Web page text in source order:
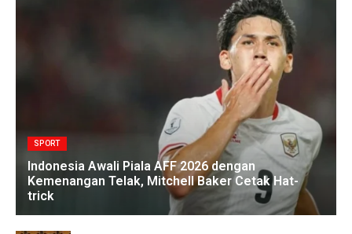
SPORT
Indonesia Awali Piala AFF 2026 dengan
Kemenangan Telak, Mitchell Baker Cetak Hat-
trick